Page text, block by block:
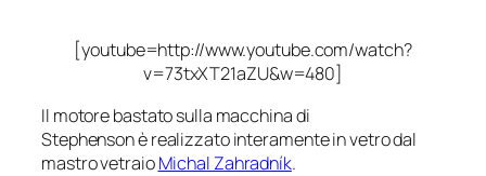
[youtube=http://www.youtube.com/watch?
v=73txXT21aZU&w=480]
Il motore bastato sulla macchina di
Stephenson è realizzato interamente in vetro dal
mastro vetraioMichal Zahradník.